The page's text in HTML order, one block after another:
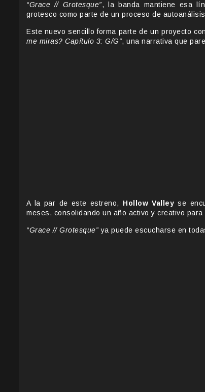
“Grace // Grotesque”, la banda mantiene esa
grotesco como parte de un proceso de
Este nuevo sencillo forma parte de un proyecto
me miras? Capítulo 3: G/G”, una narrativa que
A la par de este estreno, Hollow Valley se
meses, consolidando un año activo y creativo para
“Grace // Grotesque” ya puede escucharse en